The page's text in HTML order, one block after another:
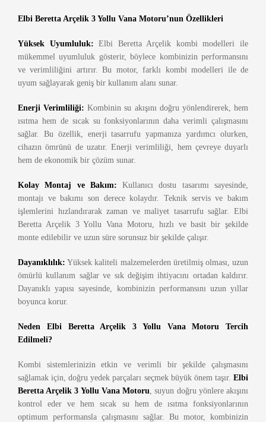
Elbi Beretta Arçelik 3 Yollu Vana Motoru’nun Özellikleri
Yüksek Uyumluluk: Elbi Beretta Arçelik kombi modelleri ile
mükemmel uyumluluk gösterir, böylece kombinizin performansını
ve verimliliğini artırır. Bu motor, farklı kombi modelleri ile de
uyum sağlayarak geniş bir kullanım alanı sunar.
Enerji Verimliliği: Kombinin su akışını doğru yönlendirerek, hem
ısıtma hem de sıcak su fonksiyonlarının daha verimli çalışmasını
sağlar. Bu özellik, enerji tasarrufu yapmanıza yardımcı olurken,
cihazın ömrünü de uzatır. Enerji verimliliği, hem çevreye duyarlı
hem de ekonomik bir çözüm sunar.
Kolay Montaj ve Bakım: Kullanıcı dostu tasarımı sayesinde,
montajı ve bakımı son derece kolaydır. Teknik servis ve bakım
işlemlerini hızlandırarak zaman ve maliyet tasarrufu sağlar. Elbi
Beretta Arçelik 3 Yollu Vana Motoru, hızlı ve basit bir şekilde
monte edilebilir ve uzun süre sorunsuz bir şekilde çalışır.
Dayanıklılık: Yüksek kaliteli malzemelerden üretilmiş olması, uzun
ömürlü kullanım sağlar ve sık değişim ihtiyacını ortadan kaldırır.
Dayanıklı yapısı sayesinde, kombinizin performansını uzun yıllar
boyunca korur.
Neden Elbi Beretta Arçelik 3 Yollu Vana Motoru Tercih
Edilmeli?
Kombi sistemlerinizin etkin ve verimli bir şekilde çalışmasını
sağlamak için, doğru yedek parçaları seçmek büyük önem taşır. Elbi
Beretta Arçelik 3 Yollu Vana Motoru, suyun doğru yönlere akışını
kontrol eder ve hem sıcak su hem de ısıtma fonksiyonlarının
optimum performansla çalışmasını sağlar. Bu motor, kombinizin